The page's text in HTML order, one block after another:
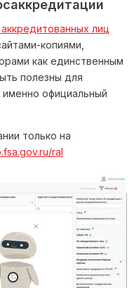
лиц
копиями,
как единственным
полезны для
официальный
только на
ral